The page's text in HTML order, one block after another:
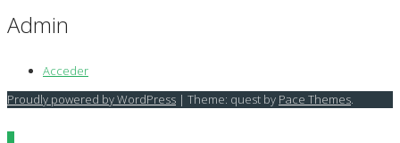
Admin
Acceder
Proudly powered by WordPress | Theme: quest by Pace Themes.